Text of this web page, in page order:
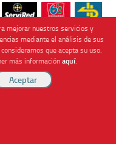
mejorar nuestros servicios y
mediante el análisis de sus
que acepta su uso.
más informaciónaquí.